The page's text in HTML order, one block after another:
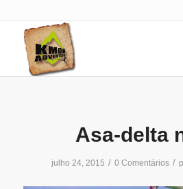
Asa-delta
julho 24, 2015 / 0 Comentários /